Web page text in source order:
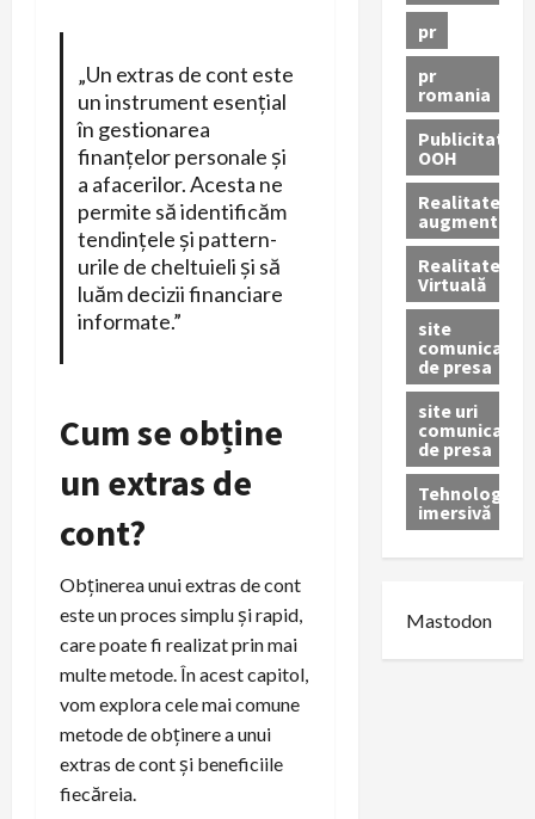
„Un extras de cont este
un instrument esențial
în gestionarea
finanțelor personale și
a afacerilor. Acesta ne
permite să identificăm
tendințele și pattern-
urile de cheltuieli și să
luăm decizii financiare
informate.”
Cum se obține
un extras de
cont?
Obținerea unui extras de cont
este un proces simplu și rapid,
care poate fi realizat prin mai
multe metode. În acest capitol,
vom explora cele mai comune
metode de obținere a unui
extras de cont și beneficiile
fiecăreia.
pr
pr
romania
Publicitate
OOH
Realitatea
augmentată
Realitatea
Virtuală
site
comunicate
de presa
site uri
comunicate
de presa
Tehnologie
imersivă
Mastodon